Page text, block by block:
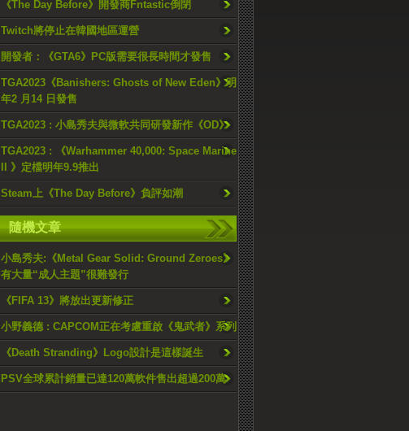
《The Day Before》開發商Fntastic倒閉
Twitch將停止在韓國地區運營
開發者：《GTA6》PC版需要很長時間才發售
TGA2023《Banishers: Ghosts of New Eden》明
年2 月14 日發售
TGA2023 : 小島秀夫與微軟共同研發新作《OD》
TGA2023 : 《Warhammer 40,000: Space Marine
II 》定檔明年9.9推出
Steam上《The Day Before》負評如潮
隨機文章
小島秀夫:《Metal Gear Solid: Ground Zeroes》
有大量“成人主題”很難發行
《FIFA 13》將放出更新修正
小野義德 : CAPCOM正在考慮重啟《鬼武者》系列
《Death Stranding》Logo設計是這樣誕生
PSV全球累計銷量已達120萬軟件售出超過200萬